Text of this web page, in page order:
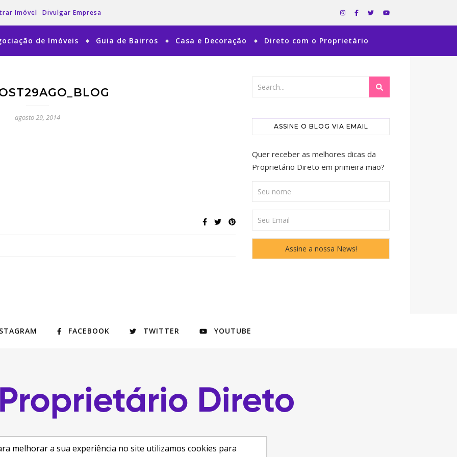
Imóvel Divulgar Empresa
de Imóveis Guia de Bairros Casa e Decoração Direto com o Proprietário
agosto 29, 2014
ASSINE O BLOG VIA EMAIL
Quer receber as melhores dicas da
Proprietário Direto em primeira mão?
FACEBOOK TWITTER YOUTUBE
2026 Central de Ajuda Como anunciar Busca de Imóveis Reformas e Projetos
melhorar a sua experiência no site utilizamos cookies para